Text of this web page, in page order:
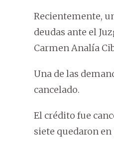
Recientemente,
deudas ante el
Carmen Analía
Una de las
cancelado.
El crédito fue
siete quedaron